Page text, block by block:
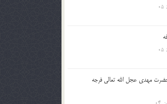
مهدی عجل الله تعالی فرجه